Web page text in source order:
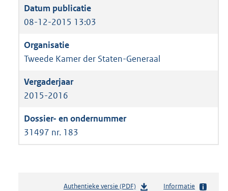
08-12-2015 13:03
Tweede Kamer der Staten-Generaal
2015-2016
31497 nr. 183
Authentieke versie (PDF)b
Informatie